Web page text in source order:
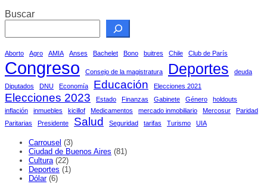
Buscar
Aborto Agro AMIA Anses Bachelet Bono buitres Chile Club de París
Congreso Consejo de la magistratura Deportes
deuda
Diputados
DNU Economía Educación Elecciones 2021
Elecciones 2023 Estado Finanzas Gabinete Género
holdouts
inflación
inmuebles kicillof Medicamentos mercado inmobiliario Mercosur
Paridad
Paritarias
Presidente Salud Seguridad tarifas Turismo UIA
Carrousel (3)
Ciudad de Buenos Aires (81)
Cultura (22)
Deportes (1)
Dólar(6)